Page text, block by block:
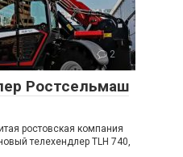
2
Ростсельмаш
ростовская компания
телехендлер TLH 740,